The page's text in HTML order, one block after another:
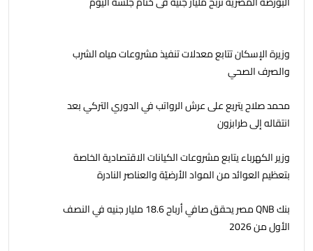
وزيرة الإسكان تتابع معدلات تنفيذ مشروعات مياه الشرب
والصرف الصحي
محمد صلاح يتربع على عرش الرواتب في الدوري التركي بعد
انتقاله إلى طرابزون
وزير الكهرباء يتابع مشروعات الكيانات الاقتصادية الخاصة
بتعظيم العوائد من المواد الأرضيّة والعناصر النادرة
بنك QNB مصر يحقق صافي أرباح 18.6 مليار جنيه في النصف
الأول من 2026